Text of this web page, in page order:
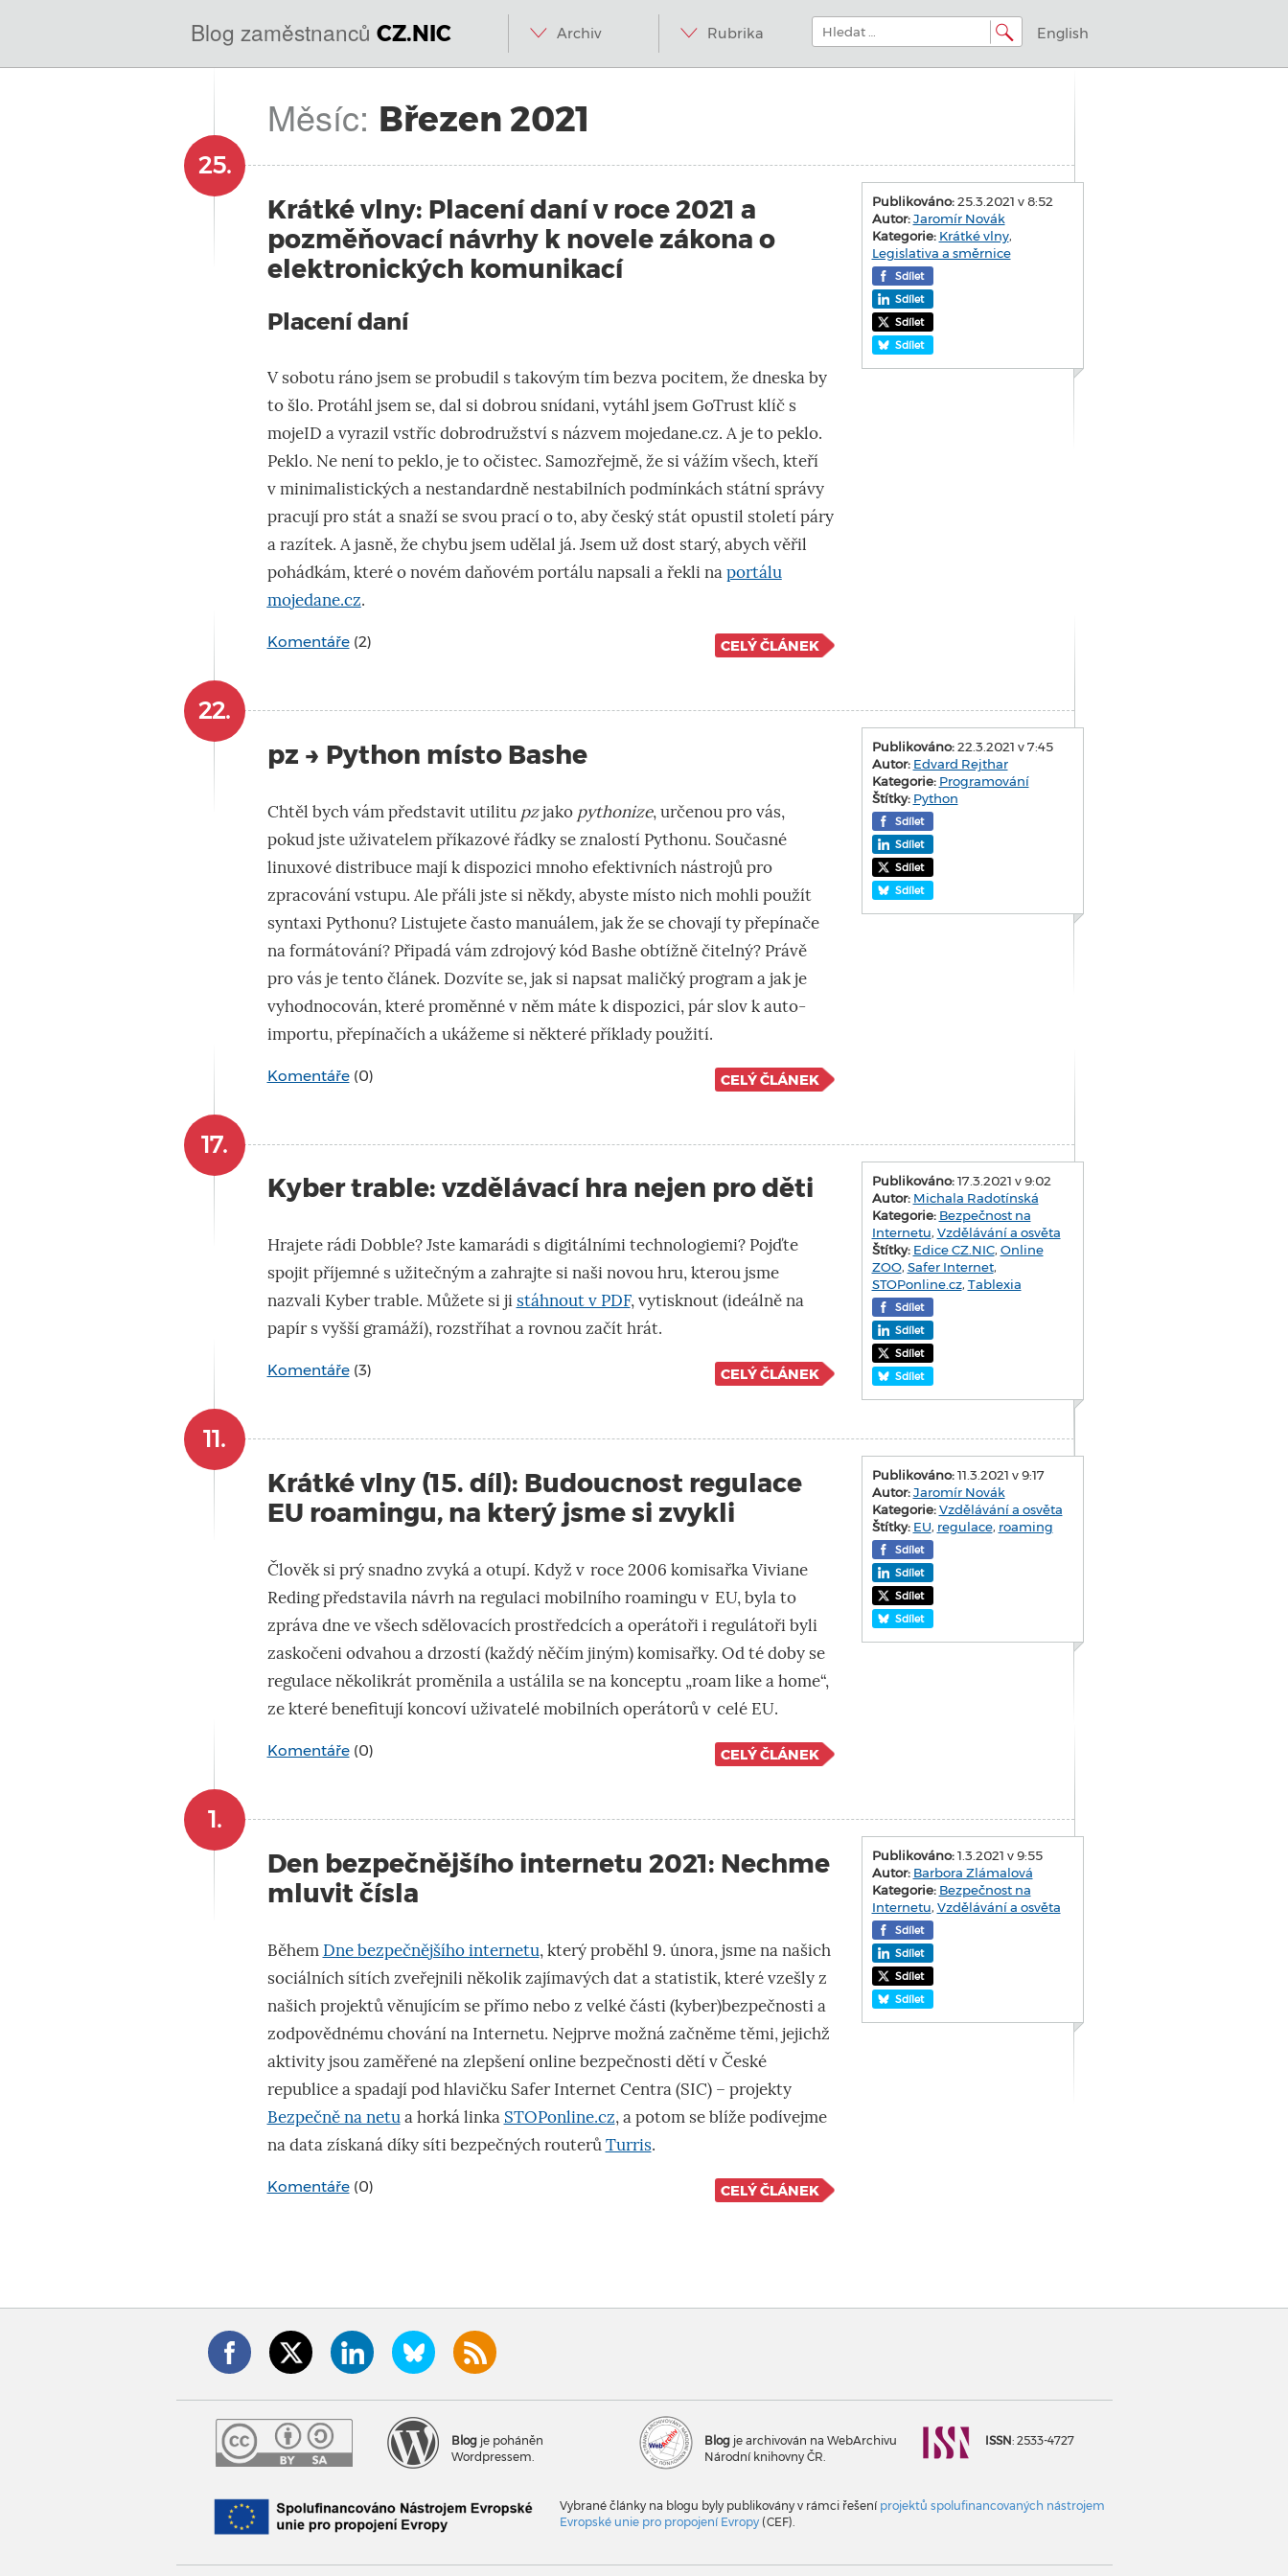
Blog zaměstnanců CZ.NIC
SOA
domény.dns.enum.mojeid.internet.
obsah
Archiv Rubrika English
Hledat:
Měsíc: Březen 2021
Krátké vlny: Placení daní v roce 2021 a
pozměňovací návrhy k novele zákona o
elektronických komunikací
25.
Placení daní
V sobotu ráno jsem se probudil s takovým tím bezva pocitem, že dneska by
to šlo. Protáhl jsem se, dal si dobrou snídani, vytáhl jsem GoTrust klíč s
mojeID a vyrazil vstříc dobrodružství s názvem mojedane.cz. A je to peklo.
Peklo. Ne není to peklo, je to očistec. Samozřejmě, že si vážím všech, kteří
v minimalistických a nestandardně nestabilních podmínkách státní správy
pracují pro stát a snaží se svou prací o to, aby český stát opustil století páry
a razítek. A jasně, že chybu jsem udělal já. Jsem už dost starý, abych věřil
pohádkám, které o novém daňovém portálu napsali a řekli naportálu
mojedane.cz.
Komentáře (2) CELÝ ČLÁNEK
Publikováno:25.3.2021 v 8:52
Autor: Jaromír Novák
Kategorie: Krátké vlny,
Legislativa a směrnice
Sdílet
Sdílet
Sdílet
Sdílet
pz → Python místo Bashe
22.
Chtěl bych vám představit utilitu pzjako pythonize, určenou pro vás,
pokud jste uživatelem příkazové řádky se znalostí Pythonu. Současné
linuxové distribuce mají k dispozici mnoho efektivních nástrojů pro
zpracování vstupu. Ale přáli jste si někdy, abyste místo nich mohli použít
syntaxi Pythonu? Listujete často manuálem, jak že se chovají ty přepínače
na formátování? Připadá vám zdrojový kód Bashe obtížně čitelný? Právě
pro vás je tento článek. Dozvíte se, jak si napsat maličký program a jak je
vyhodnocován, které proměnné v něm máte k dispozici, pár slov k auto-
importu, přepínačích a ukážeme si některé příklady použití.
Komentáře (0) CELÝ ČLÁNEK
Publikováno:22.3.2021 v 7:45
Autor: Edvard Rejthar
Kategorie: Programování
Štítky: Python
Sdílet
Sdílet
Sdílet
Sdílet
Kyber trable: vzdělávací hra nejen pro děti
17.
Hrajete rádi Dobble? Jste kamarádi s digitálními technologiemi? Pojďte
spojit příjemné s užitečným a zahrajte si naši novou hru, kterou jsme
nazvali Kyber trable. Můžete si jistáhnout v PDF, vytisknout (ideálně na
papír s vyšší gramáží), rozstříhat a rovnou začít hrát.
Komentáře (3) CELÝ ČLÁNEK
Publikováno:17.3.2021 v 9:02
Autor: Michala Radotínská
Kategorie: Bezpečnost na
Internetu, Vzdělávání a osvěta
Štítky: Edice CZ.NIC, Online
ZOO, Safer Internet,
STOPonline.cz, Tablexia
Sdílet
Sdílet
Sdílet
Sdílet
Krátké vlny (15. díl): Budoucnost regulace
EU roamingu, na který jsme si zvykli
11.
Člověk si prý snadno zvyká a otupí. Když v roce 2006 komisařkaViviane
Redingpředstavila návrh na regulaci mobilního roamingu v EU, byla to
zpráva dne ve všech sdělovacích prostředcích a operátoři i regulátoři byli
zaskočeni odvahou a drzostí (každý něčím jiným) komisařky. Od té doby se
regulace několikrát proměnila a ustálila se na konceptu „roam likeahome“,
ze kterébenefitujíkoncoví uživatelé mobilních operátorů v celé EU.
Komentáře (0) CELÝ ČLÁNEK
Publikováno:11.3.2021 v 9:17
Autor: Jaromír Novák
Kategorie: Vzdělávání a osvěta
Štítky: EU, regulace, roaming
Sdílet
Sdílet
Sdílet
Sdílet
Den bezpečnějšího internetu 2021: Nechme
mluvit čísla
1.
Během Dne bezpečnějšího internetu, který proběhl 9. února, jsme na našich
sociálních sítích zveřejnili několik zajímavých dat a statistik, které vzešly z
našich projektů věnujícím se přímo nebo z velké části (kyber)bezpečnosti a
zodpovědnému chování na Internetu. Nejprve možná začněme těmi, jejichž
aktivity jsou zaměřené na zlepšení online bezpečnosti dětí v České
republice a spadají pod hlavičku Safer Internet Centra (SIC) – projekty
Bezpečně na netua horká linka STOPonline.cz, a potom se blíže podívejme
na data získaná díky síti bezpečných routerůTurris.
Komentáře (0) CELÝ ČLÁNEK
Publikováno:1.3.2021 v 9:55
Autor: Barbora Zlámalová
Kategorie: Bezpečnost na
Internetu, Vzdělávání a osvěta
Sdílet
Sdílet
Sdílet
Sdílet
Blog je poháněn
Wordpressem.
Blog je archivován na WebArchivu
Národní knihovny ČR.
ISSN: 2533-4727
Vybrané články na blogu byly publikovány v rámci řešení projektů spolufinancovaných nástrojem
Evropské unie pro propojení Evropy(CEF).